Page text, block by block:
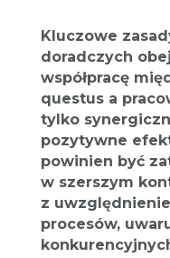
Kluczowe
doradczych
współpracę
questus a
tylko
pozytywne
powinien być
w szerszym
z
procesów,